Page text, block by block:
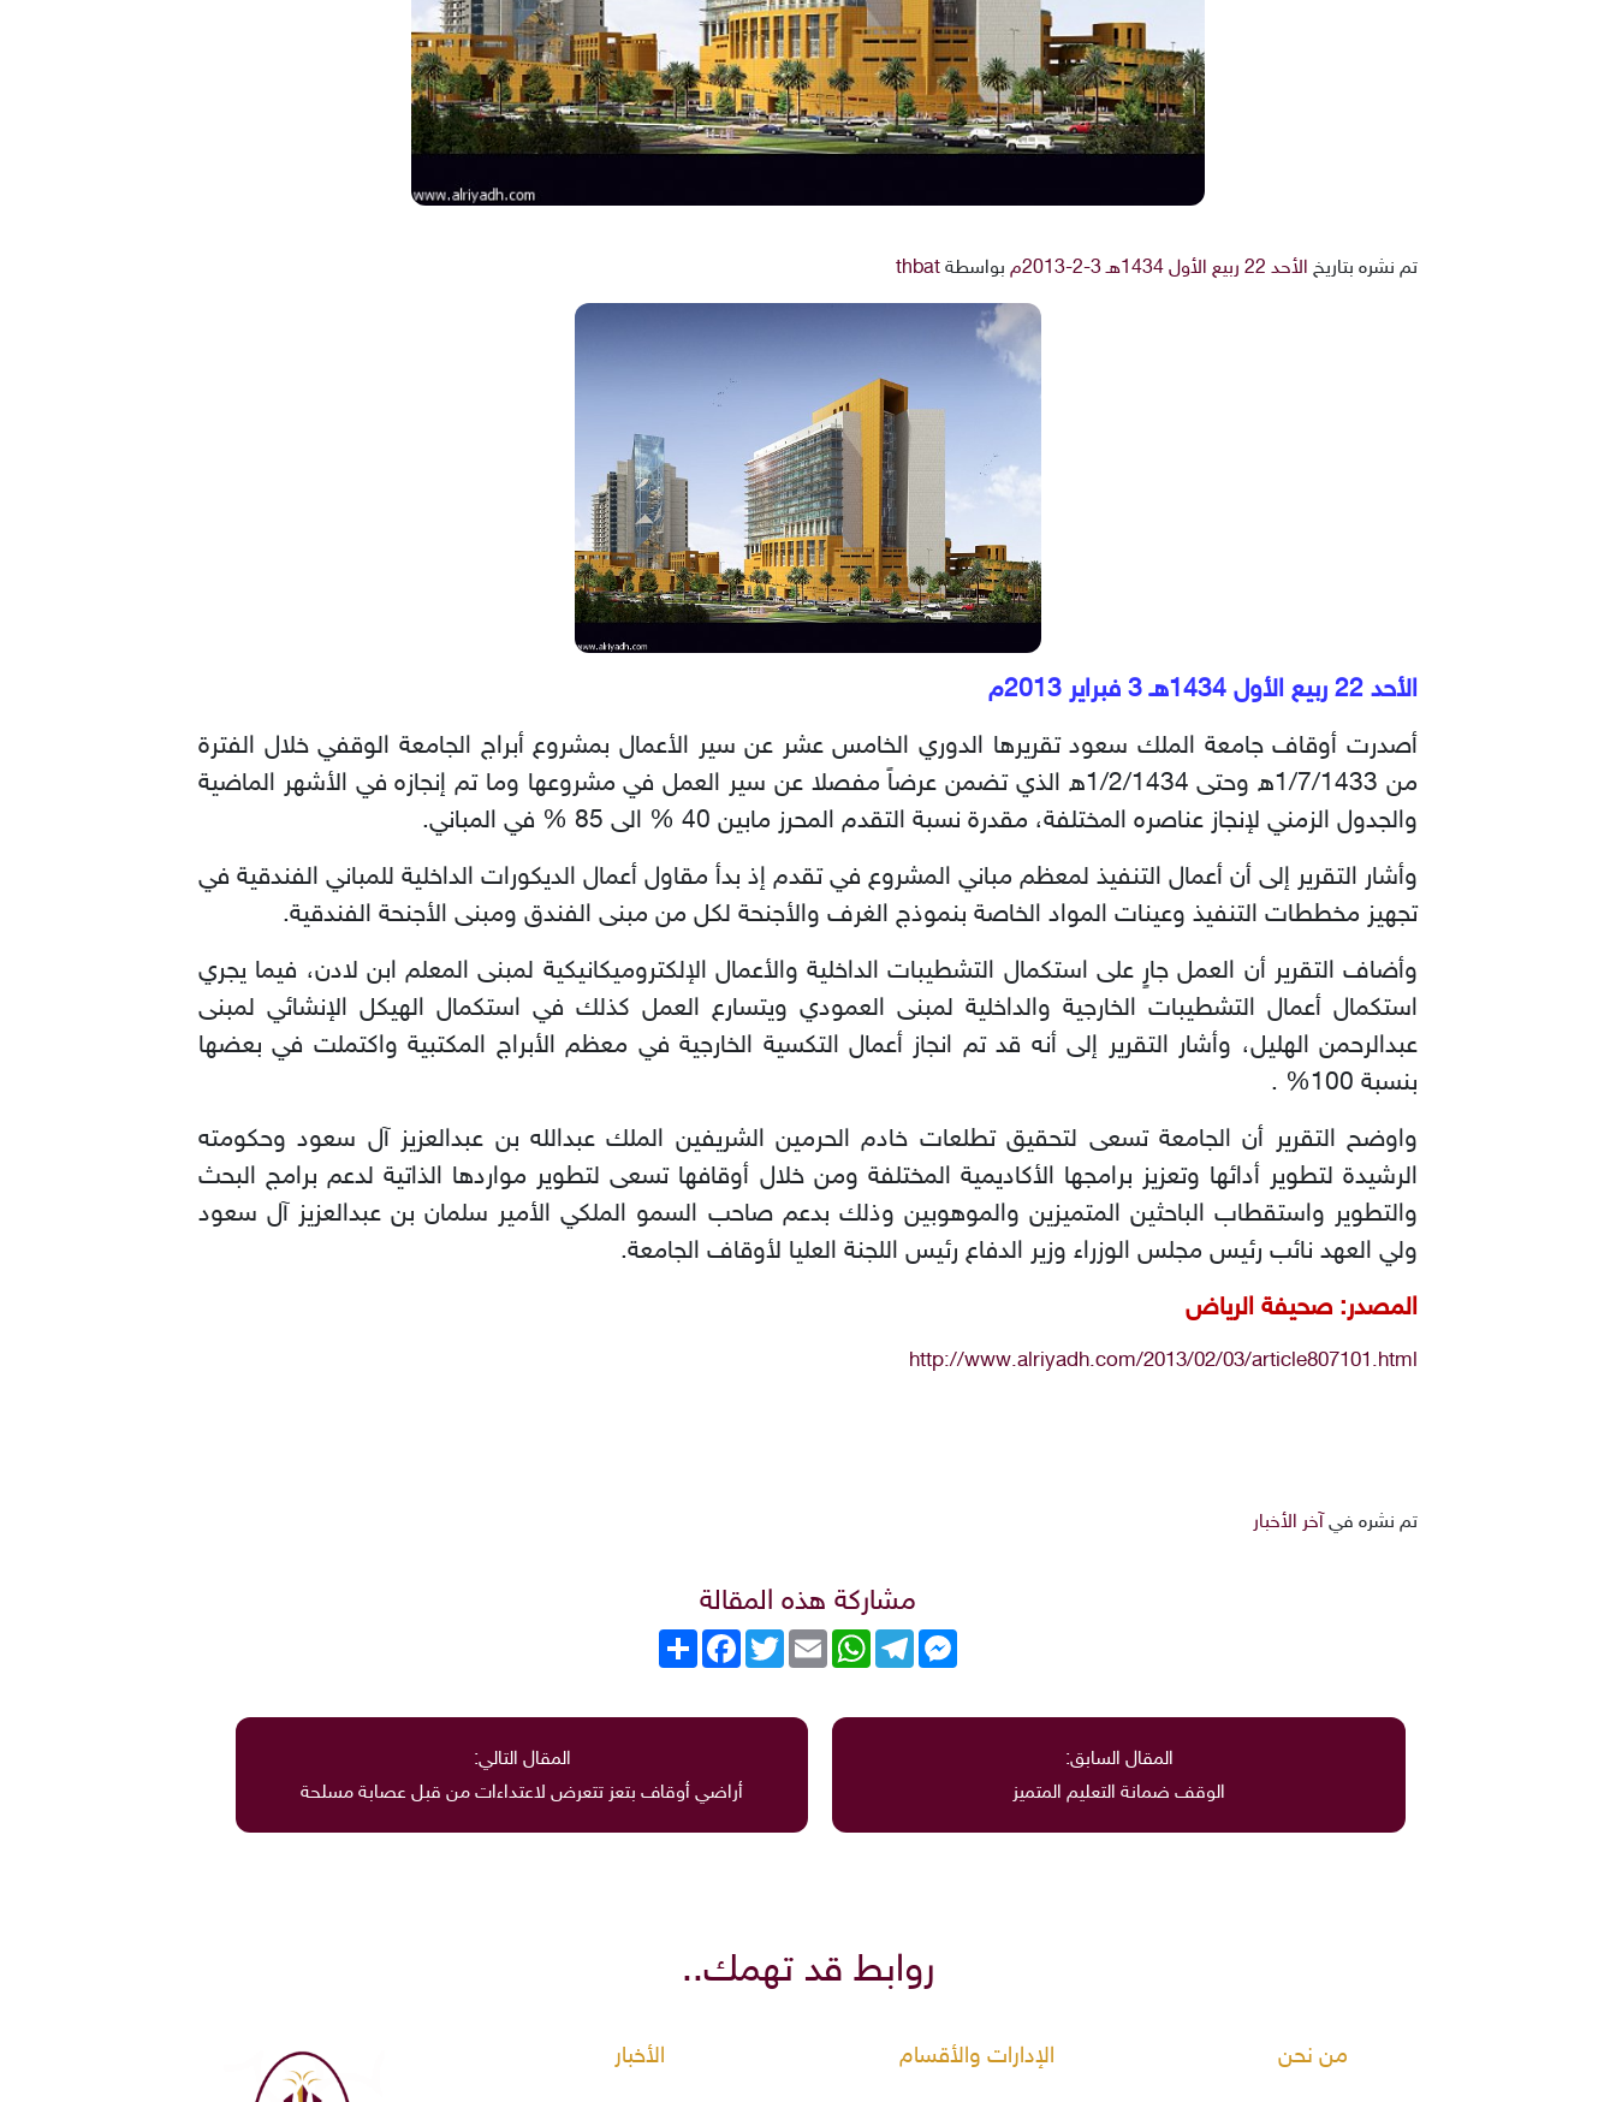
تم نشره بتاريخ الأحد 22 ربيع الأول 1434هـ 3-2-2013م بواسطة thbat
الأحد 22 ربيع الأول 1434هـ 3 فبراير 2013م
أصدرت أوقاف جامعة الملك سعود تقريرها الدوري الخامس عشر عن سير الأعمال بمشروع أبراج الجامعة الوقفي خلال الفترة
من 1/7/1433ه وحتى 1/2/1434ه الذي تضمن عرضاً مفصلا عن سير العمل في مشروعها وما تم إنجازه في الأشهر الماضية
والجدول الزمني لإنجاز عناصره المختلفة، مقدرة نسبة التقدم المحرز مابين 40 % الى 85 % في المباني.
وأشار التقرير إلى أن أعمال التنفيذ لمعظم مباني المشروع في تقدم إذ بدأ مقاول أعمال الديكورات الداخلية للمباني الفندقية في
تجهيز مخططات التنفيذ وعينات المواد الخاصة بنموذج الغرف والأجنحة لكل من مبنى الفندق ومبنى الأجنحة الفندقية.
وأضاف التقرير أن العمل جارٍ على استكمال التشطيبات الداخلية والأعمال الإلكتروميكانيكية لمبنى المعلم ابن لادن، فيما يجري
استكمال أعمال التشطيبات الخارجية والداخلية لمبنى العمودي ويتسارع العمل كذلك في استكمال الهيكل الإنشائي لمبنى
عبدالرحمن الهليل، وأشار التقرير إلى أنه قد تم انجاز أعمال التكسية الخارجية في معظم الأبراج المكتبية واكتملت في بعضها
بنسبة 100% .
واوضح التقرير أن الجامعة تسعى لتحقيق تطلعات خادم الحرمين الشريفين الملك عبدالله بن عبدالعزيز آل سعود وحكومته
الرشيدة لتطوير أدائها وتعزيز برامجها الأكاديمية المختلفة ومن خلال أوقافها تسعى لتطوير مواردها الذاتية لدعم برامج البحث
والتطوير واستقطاب الباحثين المتميزين والموهوبين وذلك بدعم صاحب السمو الملكي الأمير سلمان بن عبدالعزيز آل سعود
ولي العهد نائب رئيس مجلس الوزراء وزير الدفاع رئيس اللجنة العليا لأوقاف الجامعة.
المصدر: صحيفة الرياض
http://www.alriyadh.com/2013/02/03/article807101.html
تم نشره في آخر الأخبار
مشاركة هذه المقالة
انشر
FacebookTwitterEmail
WhatsAppTelegram
Messenger
المقال السابق:
الوقف ضمانة التعليم المتميز
المقال التالي:
أراضي أوقاف بتعز تتعرض لاعتداءات من قبل عصابة مسلحة
روابط قد تهمك..
من نحن الإدارات والأقسام الأخبار